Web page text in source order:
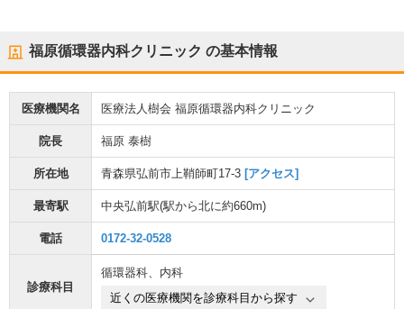
福原循環器内科クリニック の基本情報
医療機関名 医療法人樹会 福原循環器内科クリニック
院長 福原 泰樹
所在地 青森県弘前市上鞘師町17-3 [アクセス]
最寄駅 中央弘前駅(駅から北に約660m)
電話 0172-32-0528
診療科目
循環器科、 内科
近くの医療機関を診療科目から探す